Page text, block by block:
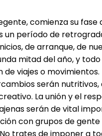
comienza su fase
un período de
de arranque, de
mitad del año, y
de viajes o
serán nutritivos,
La unión y el
serán de vital
con grupos de gente